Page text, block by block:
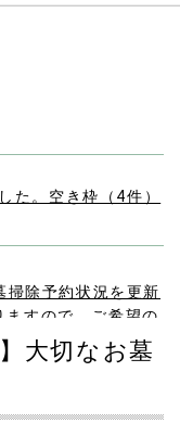
た。空き枠（4件）
掃除予約状況を更新
すので、ご希望の
さい。
付中です。 毎年、
大切なお墓